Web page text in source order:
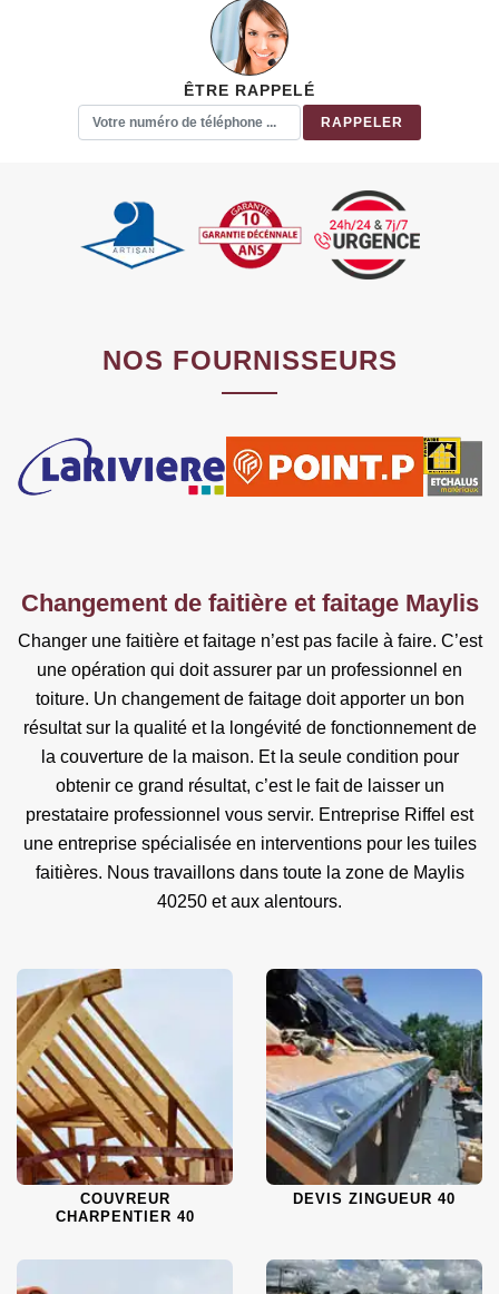
ÊTRE RAPPELÉ
NOS FOURNISSEURS
Changement de faitière et faitage Maylis
Changer une faitière et faitage n’est pas facile à faire. C’est
une opération qui doit assurer par un professionnel en
toiture. Un changement de faitage doit apporter un bon
résultat sur la qualité et la longévité de fonctionnement de
la couverture de la maison. Et la seule condition pour
obtenir ce grand résultat, c’est le fait de laisser un
prestataire professionnel vous servir. Entreprise Riffel est
une entreprise spécialisée en interventions pour les tuiles
faitières. Nous travaillons dans toute la zone de Maylis
40250 et aux alentours.
COUVREUR
CHARPENTIER 40
DEVIS ZINGUEUR 40